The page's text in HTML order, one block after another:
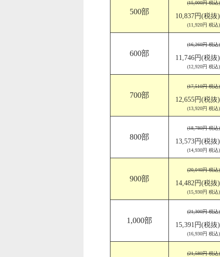
500部
(15,000円 税込)
10,837円(税抜)
(11,920円 税込)
600部
(16,260円 税込)
11,746円(税抜)
(12,920円 税込)
700部
(17,510円 税込)
12,655円(税抜)
(13,920円 税込)
800部
(18,780円 税込)
13,573円(税抜)
(14,930円 税込)
900部
(20,040円 税込)
14,482円(税抜)
(15,930円 税込)
1,000部
(21,300円 税込)
15,391円(税抜)
(16,930円 税込)
(21,580円 税込)